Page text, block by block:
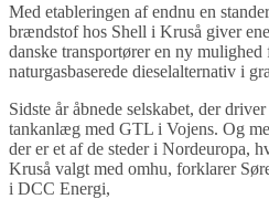
Med etableringen af endnu en
brændstof hos Shell i Kruså giver
danske transportører en ny mulighed
naturgasbaserede dieselalternativ i
Sidste år åbnede selskabet, der
tankanlæg med GTL i Vojens. Og
der er et af de steder i Nordeuropa,
Kruså valgt med omhu, forklarer
i DCC Energi,